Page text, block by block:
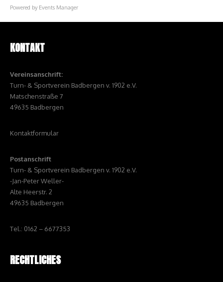
Powered by Events Manager
KONTAKT
Vereinsanschrift:
Turn- & Sportverein Badbergen v. 1902 e.V.
Matschenstraße 7
49635 Badbergen
Kontaktformular
Postanschrift
Turn- & Sportverein Badbergen v. 1902 e.V.
-Jan-Peter Weller-
Alte Heerstr. 2
49635 Badbergen
Tel.: 0162 – 6677353
RECHTLICHES